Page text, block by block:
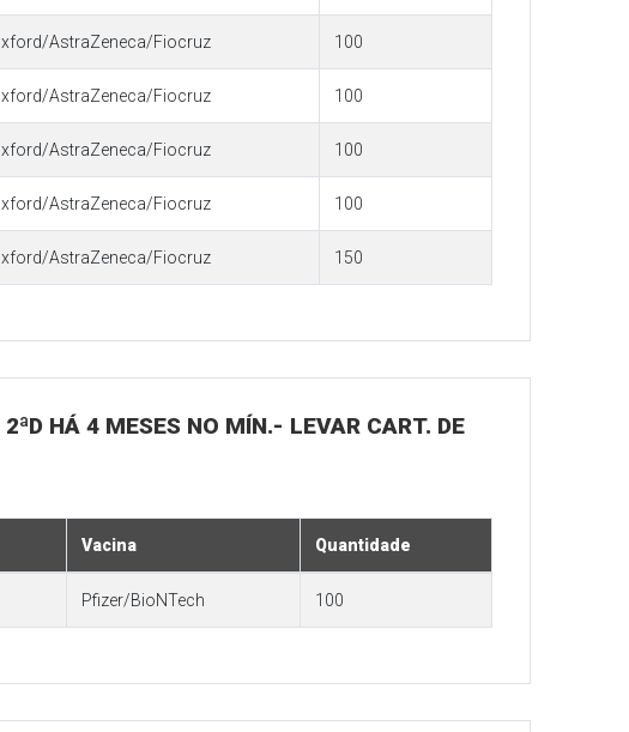
AstraZeneca/Fiocruz 100
AstraZeneca/Fiocruz 100
AstraZeneca/Fiocruz 100
AstraZeneca/Fiocruz 100
AstraZeneca/Fiocruz 150
HÁ 4 MESES NO MÍN.- LEVAR CART. DE
Vacina Quantidade
Pfizer/BioNTech 100